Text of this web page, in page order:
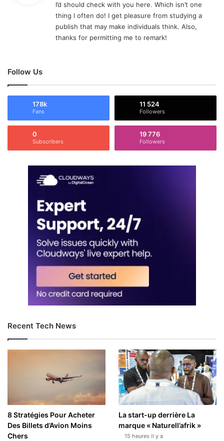
:
I’d should check with you here. Which isn’t one
thing I often do! I get pleasure from studying a
publish that may make individuals think. Also,
thanks for permitting me to remark!
Follow Us
178k
Fans
11 524
Followers
0
Subscribers
19 776
Followers
Recent Tech News
8 Stratégies Pour Acheter
Des Billets d’Avion Moins
Chers
La start-up derrière La
marque « Naturell’afrik »
15 heures il y a